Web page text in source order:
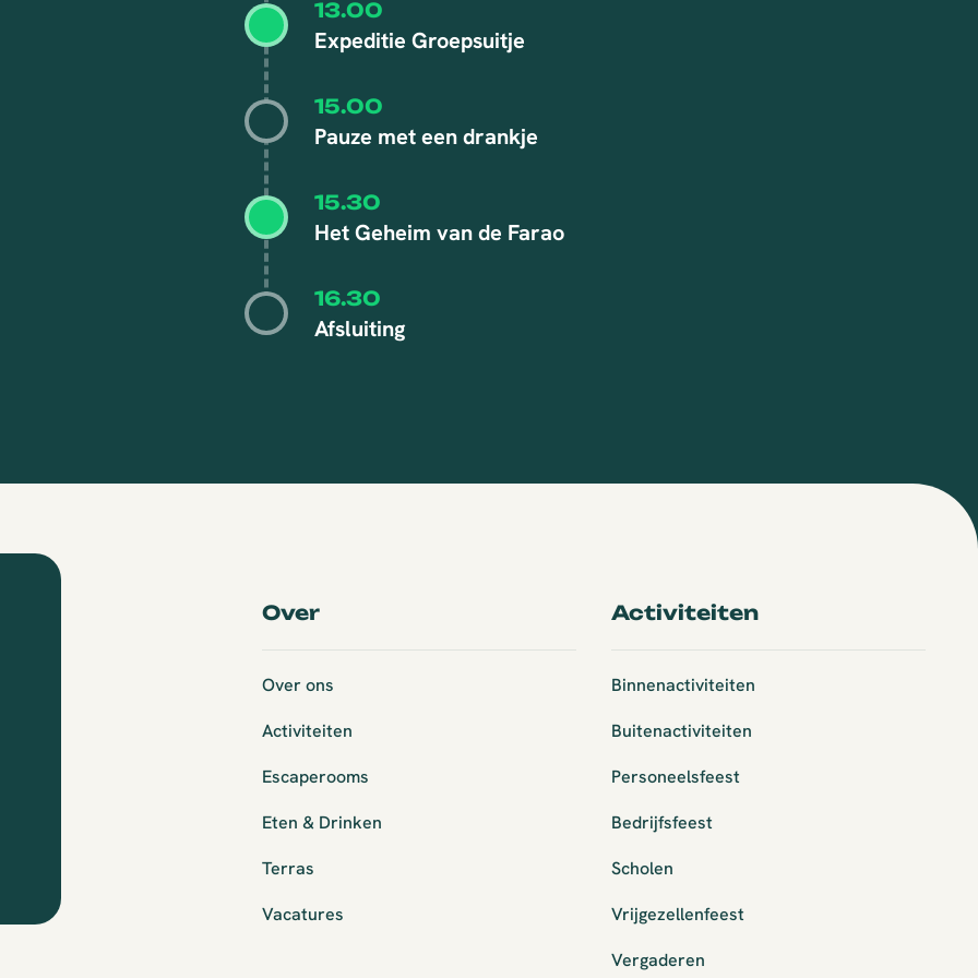
13.00
Expeditie Groepsuitje
15.00
Pauze met een drankje
15.30
Het Geheim van de Farao
16.30
Afsluiting
Over
Over ons
Activiteiten
Escaperooms
Eten & Drinken
Terras
Vacatures
Activiteiten
Binnenactiviteiten
Buitenactiviteiten
Personeelsfeest
Bedrijfsfeest
Scholen
Vrijgezellenfeest
Vergaderen